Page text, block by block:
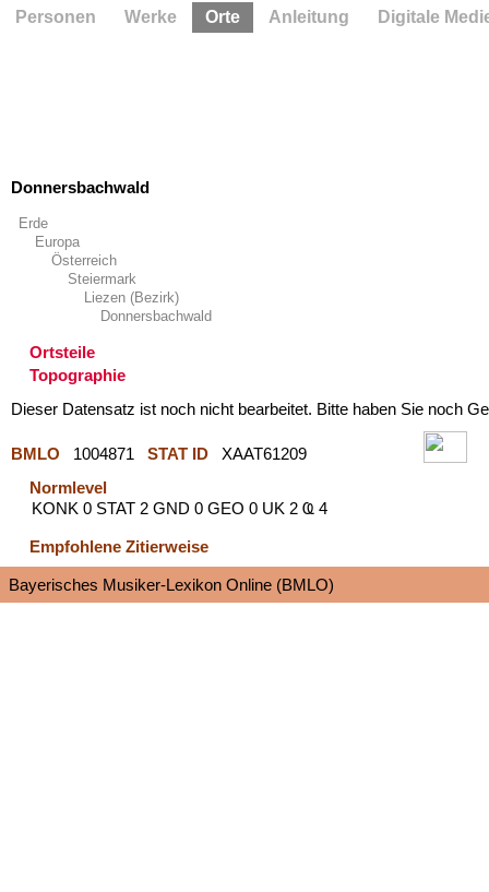
Donnersbachwald
Erde
Europa
Österreich
Steiermark
Liezen (Bezirk)
Donnersbachwald
Ortsteile
Topographie
Dieser Datensatz ist noch nicht bearbeitet. Bitte haben Sie noch
BMLO 1004871 STAT ID
XAAT61209
Normlevel
KONK 0 STAT 2 GND 0 GEO 0 UK 2 Ҩ 4
Empfohlene Zitierweise
Bayerisches Musiker-Lexikon Online (BMLO)
Personen Werke Orte Anleitung Digitale